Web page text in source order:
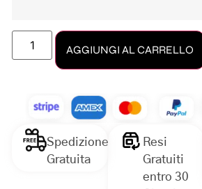
AGGIUNGI AL CARRELLO
Spedizione
Gratuita
Resi
Gratuiti
entro 30